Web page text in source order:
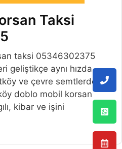
Taksi
taksi 05346302375
geliştikçe aynı hızda
ve çevre semtlerde,
doblo mobil korsan
kibar ve işini